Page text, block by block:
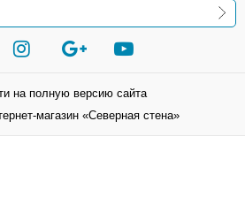
на полную версию сайта
магазин «Северная стена»